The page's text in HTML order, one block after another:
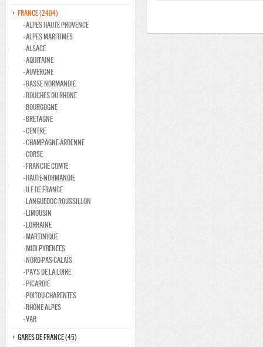
France (2404)
- Alpes haute provence
- Alpes maritimes
- Alsace
- Aquitaine
- Auvergne
- Basse normandie
- Bouches du rhone
- Bourgogne
- Bretagne
- Centre
- Champagne-ardenne
- Corse
- Franche comté
- Haute-normandie
- Ile de france
- Languedoc-roussillon
- Limousin
- Lorraine
- Martinique
- Midi-Pyrénées
- Nord-pas-calais
- Pays de la loire
- Picardie
- Poitou-charentes
- Rhône-alpes
- Var
Gares de france (45)